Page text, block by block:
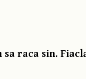
raca sin.